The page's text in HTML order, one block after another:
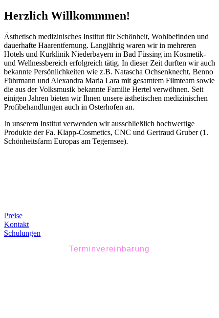
Herzlich Willkommmen!
Ästhetisch medizinisches Institut für Schönheit, Wohlbefinden und
dauerhafte Haarentfernung. Langjährig waren wir in mehreren
Hotels und Kurklinik Niederbayern in Bad Füssing im Kosmetik-
und Wellnessbereich erfolgreich tätig. In dieser Zeit durften wir auch
bekannte Persönlichkeiten wie z.B. Natascha Ochsenknecht, Benno
Führmann und Alexandra Maria Lara mit gesamtem Filmteam sowie
die aus der Volksmusik bekannte Familie Hertel verwöhnen. Seit
einigen Jahren bieten wir Ihnen unsere ästhetischen medizinischen
Profibehandlungen auch in Osterhofen an.
In unserem Institut verwenden wir ausschließlich hochwertige
Produkte der Fa. Klapp-Cosmetics, CNC und Gertraud Gruber (1.
Schönheitsfarm Europas am Tegernsee).
Preise
Kontakt
Schulungen
Terminvereinbarung